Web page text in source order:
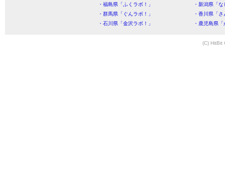
・福島県「ふくラボ！」
・新潟県「
・群馬県「ぐんラボ！」
・香川県「
・石川県「金沢ラボ！」
・鹿児島県
(C) HitBit